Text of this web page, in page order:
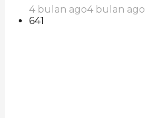
4 bulan ago4 bulan ago
641